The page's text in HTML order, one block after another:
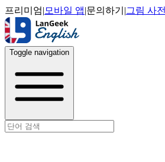
프리미엄| 모바일 앱|문의하기 |그림 사전
Toggle navigation